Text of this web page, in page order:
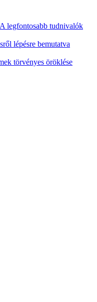
legfontosabb tudnivalók
lépésre bemutatva
törvényes öröklése